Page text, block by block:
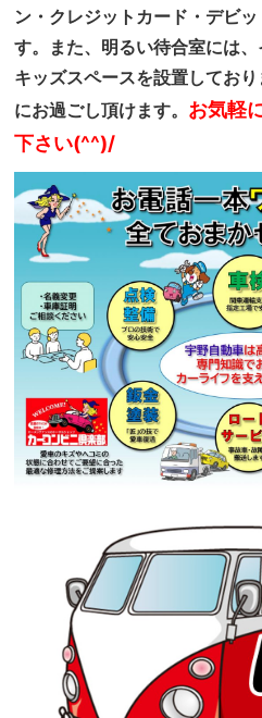
ン・クレジットカード・デビ
す。また、明るい待合室には、
キッズスペースを設置してお
にお過ごし頂けます。 お気軽
下さい(^^)/